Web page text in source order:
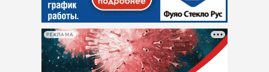
РЕКЛАМА